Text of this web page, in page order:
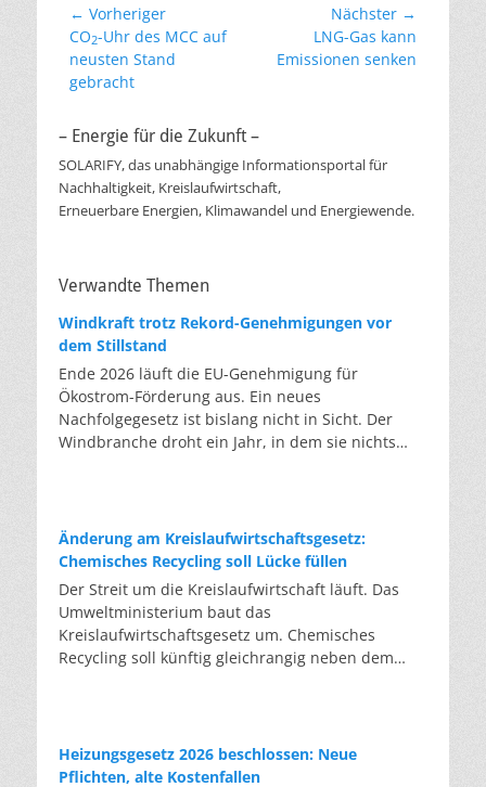
Beitragsnavigation
← Vorheriger
Vorheriger
Beitrag:
CO2-Uhr des MCC auf
neusten Stand
gebracht
Nächster →
Beitrag:
LNG-Gas kann
Emissionen senken
– Energie für die Zukunft –
SOLARIFY, das unabhängige Informationsportal für
Nachhaltigkeit, Kreislaufwirtschaft,
Erneuerbare Energien, Klimawandel und Energiewende.
Verwandte Themen
Windkraft trotz Rekord-Genehmigungen vor
dem Stillstand
Ende 2026 läuft die EU-Genehmigung für
Ökostrom-Förderung aus. Ein neues
Nachfolgegesetz ist bislang nicht in Sicht. Der
Windbranche droht ein Jahr, in dem sie nichts
die Verfahren laufen heute deutlich schneller. Die
Halbjahresbilanz der Branche bestätigt dieses
genehmigt, doch im ersten Halbjahr gingen netto
nur rund zwei Gigawatt ans Netz. Der Bestand
liegt damit bei etwa 70 Gigawatt. Das gesetzliche
Zwischenziel von 84 Gigawatt zum Jahresende ist
eine immer länger werdende Schlange baureifer
Projekte. Bis Jahresende dürfte sie nach
Änderung am Kreislaufwirtschaftsgesetz:
Chemisches Recycling soll Lücke füllen
Der Streit um die Kreislaufwirtschaft läuft. Das
Umweltministerium baut das
Kreislaufwirtschaftsgesetz um. Chemisches
Recycling soll künftig gleichrangig neben dem
Novelle des Kreislaufwirtschaftsgesetzes (KrWG)
in die Anhörung gegeben. Bis zum 7. August
Heizungsgesetz 2026 beschlossen: Neue
Pflichten, alte Kostenfallen